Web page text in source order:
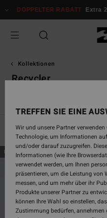
zur
Auswahl
springen
RABATT Extra 25%
Kollektionen
Recycler
Filtern & Sortieren
Direkt
zu
Filterkriterien
springen
Überspringen
und
filtern
BRANDNEU
TREFFEN SIE EINE
Wir und unsere Partner
Technologie, um Informationen
und/oder darauf zuzugreifen.
Informationen (wie Ihre
verwendet werden, um Ihnen
präsentieren, um die Leistung von
messen, und um mehr über ihr
Produkte unserer Partner zu
können Ihre Wahl so einstellen,
Zustimmung bedürfen, annehmen